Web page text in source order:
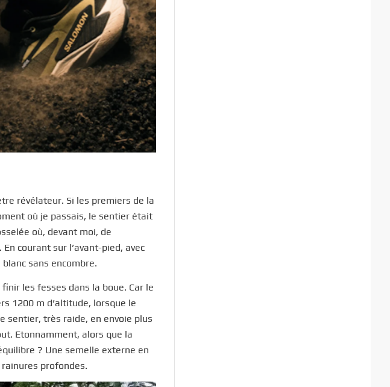
révélateur. Si les premiers de la
où je passais, le sentier était
où, devant moi, de
courant sur l’avant-pied, avec
sans encombre.
les fesses dans la boue. Car le
1200 m d’altitude, lorsque le
sentier, très raide, en envoie plus
Etonnamment, alors que la
? Une semelle externe en
profondes.